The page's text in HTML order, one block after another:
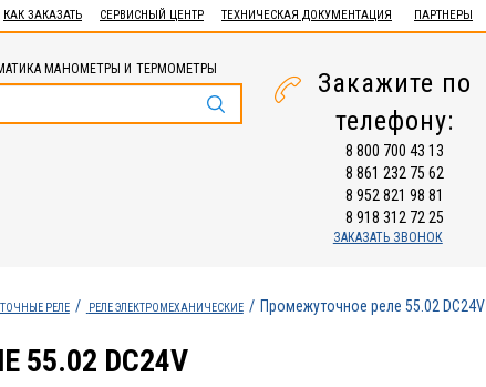
КАК ЗАКАЗАТЬ СЕРВИСНЫЙ ЦЕНТР ТЕХНИЧЕСКАЯ ДОКУМЕНТАЦИЯ ПАРТНЕРЫ
МАНОМЕТРЫ И ТЕРМОМЕТРЫ
Закажите по
телефону:
8 800 700 43 13
8 861 232 75 62
8 952 821 98 81
8 918 312 72 25
ЗАКАЗАТЬ ЗВОНОК
РЕЛЕ РЕЛЕ ЭЛЕКТРОМЕХАНИЧЕСКИЕ Промежуточное реле 55.02 DC24V
DC24V